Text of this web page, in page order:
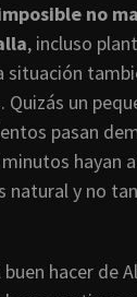
no
, incluso
situación
un
pasan
hayan
natural y no
buen hacer de